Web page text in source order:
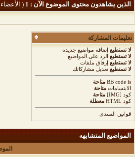
الذين يشاهدون محتوى الموضوع الآن : 1 ( الأعضاء 0 والزوار 1)
تعليمات المشاركة
لا تستطيع إضافة مواضيع جديدة
لا تستطيع الرد على المواضيع
لا تستطيع إرفاق ملفات
لا تستطيع تعديل مشاركاتك
BB code is
متاحة
الابتسامات متاحة
كود [IMG]
متاحة
كود HTML
معطلة
قوانين المنتدى
المواضيع المتشابهه